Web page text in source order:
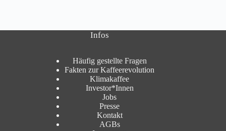
Infos
Häufig gestellte Fragen
Fakten zur Kaffeerevolution
Klimakaffee
Investor*Innen
Jobs
Presse
Kontakt
AGBs